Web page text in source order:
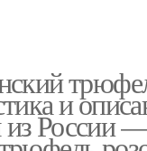
и
России